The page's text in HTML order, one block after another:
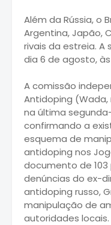
Além da Rússia, o
Argentina, Japão,
rivais da estreia.
dia 6 de agosto, às
A comissão
Antidoping (Wada,
na última
confirmando a
esquema de
antidoping nos
documento de
denúncias do ex-
antidoping russo,
manipulação de
autoridades locais.